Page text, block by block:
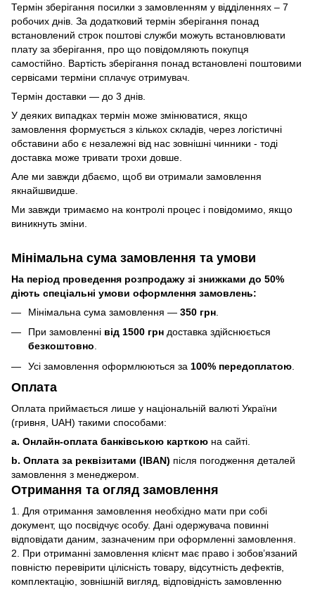
Термін зберігання посилки з замовленням у відділеннях – 7
робочих днів. За додатковий термін зберігання понад
встановлений строк поштові служби можуть встановлювати
плату за зберігання, про що повідомляють покупця
самостійно. Вартість зберігання понад вcтановлені поштовими
сервісами терміни сплачує отримувач.
Термін доставки — до 3 днів.
У деяких випадках термін може змінюватися, якщо
замовлення формується з кількох складів, через логістичні
обставини або є незалежні від нас зовнішні чинники - тоді
доставка може тривати трохи довше.
Але ми завжди дбаємо, щоб ви отримали замовлення
якнайшвидше.
Ми завжди тримаємо на контролі процес і повідомимо, якщо
виникнуть зміни.
Мінімальна сума замовлення та умови
На період проведення розпродажу зі знижками до 50%
діють спеціальні умови оформлення замовлень:
Мінімальна сума замовлення — 350 грн
При замовленні від 1500 грн доставка здійснюється
безкоштовно.
Усі замовлення оформлюються за 100% передоплатою
Оплата
Оплата приймається лише у національній валюті України
(гривня, UAH) такими способами:
a. Онлайн-оплата банківською карткою на сайті.
b. Оплата за реквізитами (IBAN) після погодження деталей
замовлення з менеджером.
Отримання та огляд замовлення
1. Для отримання замовлення необхідно мати при собі
документ, що посвідчує особу. Дані одержувача повинні
відповідати даним, зазначеним при оформленні замовлення.
2. При отриманні замовлення клієнт має право і зобов’язаний
повністю перевірити цілісність товару, відсутність дефектів,
комплектацію, зовнішній вигляд, відповідність замовленню